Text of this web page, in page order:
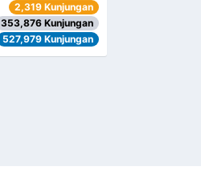
2,319 Kunjungan
353,876 Kunjungan
527,979 Kunjungan